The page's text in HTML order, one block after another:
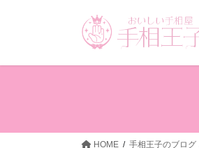
HOME 手相王子のブログ